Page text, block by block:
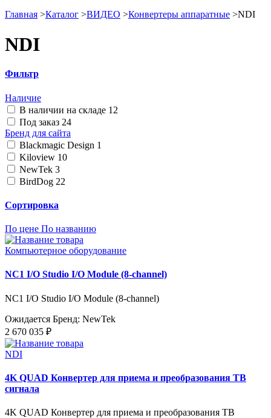
Главная >Каталог >ВИДЕО >Конвертеры аппаратные >NDI
NDI
Фильтр
Наличие
В наличии на складе 12
Под заказ 24
Бренд для сайта
Blackmagic Design 1
Kiloview 10
NewTek 3
BirdDog 22
Сортировка
По цене По названию
Компьютерное оборудование
NC1 I/O Studio I/O Module (8-channel)
NC1 I/O Studio I/O Module (8-channel)
Ожидается Бренд: NewTek
2 670 035 ₽
NDI
4K QUAD Конвертер для приема и преобразования ТВ
сигнала
4K QUAD Конвертер для приема и преобразования ТВ